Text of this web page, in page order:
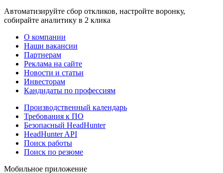
Автоматизируйте сбор откликов, настройте воронку,
собирайте аналитику в 2 клика
О компании
Наши вакансии
Партнерам
Реклама на сайте
Новости и статьи
Инвесторам
Кандидаты по профессиям
Производственный календарь
Требования к ПО
Безопасный HeadHunter
HeadHunter API
Поиск работы
Поиск по резюме
Мобильное приложение